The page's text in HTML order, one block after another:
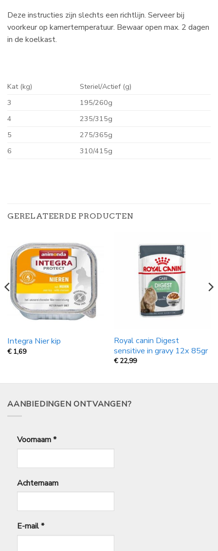
Deze instructies zijn slechts een richtlijn. Serveer bij
voorkeur op kamertemperatuur. Bewaar open max. 2 dagen
in de koelkast.
Kat (kg)
Steriel/Actief (g)
3
195/260g
4
235/315g
5
275/365g
6
310/415g
GERELATEERDE PRODUCTEN
Integra Nier kip
€ 1,69
Royal canin Digest
sensitive in gravy 12x 85gr
€ 22,99
AANBIEDINGEN ONTVANGEN?
Voornaam*
Achternaam
E-mail*